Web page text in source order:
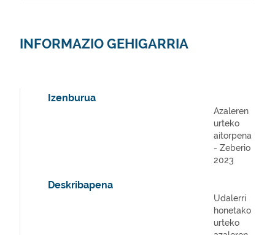
INFORMAZIO GEHIGARRIA
Izenburua
Azaleren
urteko
aitorpena
- Zeberio
2023
Deskribapena
Udalerri
honetako
urteko